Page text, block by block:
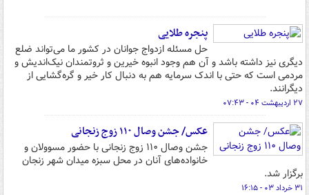
پنجره طلایی
حل مسئله ازدواج جوانان در کشور ما می‌تواند ضلع
دیگری نیز داشته باشد و آن هم وجود انبوه خیرین و ثروتمندان نیک‌اندیش و
مردمی است که حتی با اندک سرمایه هم به دنبال کار خیر و گره‌گشایی از
دیگرانند.
۲۷ اردیبهشت ۰۴ - ۰۷:۴۳
عکس/ جشن وصال ۱۱۰ زوج زنجانی
جشن وصال ۱۱۰ زوج زنجانی با حضور مسوولان و
خانواده‌های آنان در محل سبزه میدان شهر زنجان
برگزار شد.
۳۱ خرداد ۰۳ - ۱۶:۱۵